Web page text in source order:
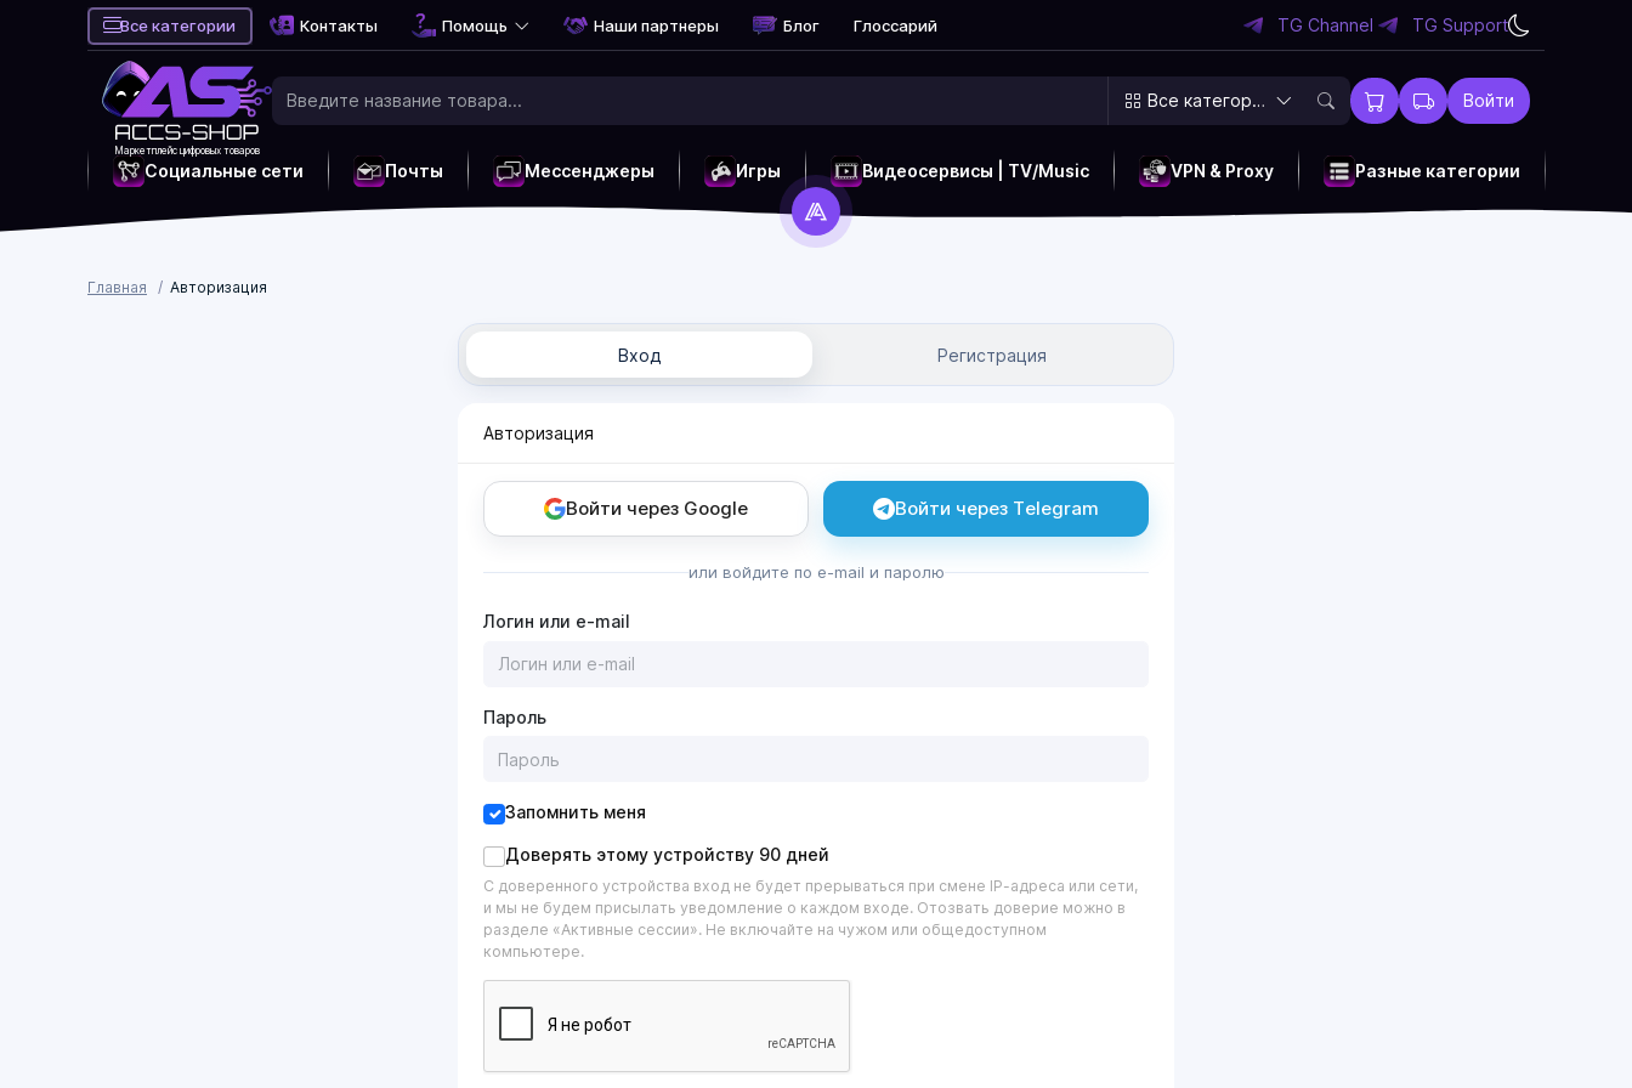
Все категории Контакты Помощь Наши партнеры Блог Глоссарий TG Channel TG Support
Маркетплейс цифровых товаров
Все категории Войти
Социальные сети Почты Мессенджеры Игры Видеосервисы | TV/Music VPN & Proxy Разные категории
Главная Авторизация
Вход Регистрация
Авторизация
Войти через Google Войти через Telegram
или войдите по e-mail и паролю
Логин или e-mail
Пароль
Запомнить меня
Доверять этому устройству 90 дней
С доверенного устройства вход не будет прерываться при смене IP-адреса или сети,
и мы не будем присылать уведомление о каждом входе. Отозвать доверие можно в
разделе «Активные сессии». Не включайте на чужом или общедоступном
компьютере.